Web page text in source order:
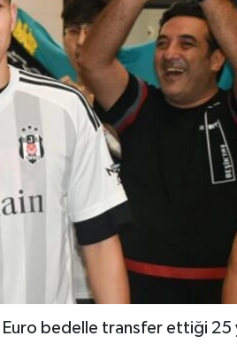
Euro bedelle transfer ettiği 25